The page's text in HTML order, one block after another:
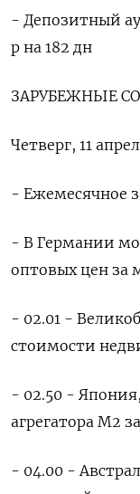
- Депозитный
р на 182 дн
ЗАРУБЕЖНЫЕ
Четверг, 11
- Ежемесячное
- В Германии
оптовых цен за
- 02.01 -
стоимости
- 02.50 -
агрегатора М2
- 04.00 -